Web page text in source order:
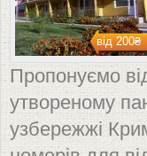
від200₴
Пропонуємо
утвореному
узбережжі